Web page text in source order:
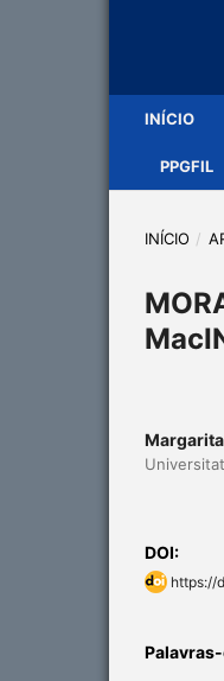
INÍCIO
PPGFIL
INÍCIO /
DOI:
https://